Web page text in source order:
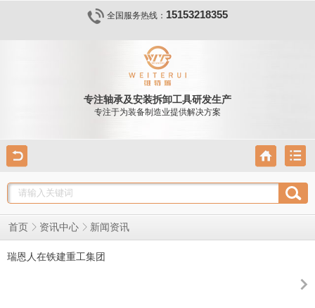
全国服务热线： 15153218355
专注轴承及安装拆卸工具研发生产
专注于为装备制造业提供解决方案
首页 资讯中心 新闻资讯
瑞恩人在铁建重工集团